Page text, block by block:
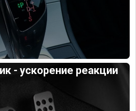
- ускорение реакции